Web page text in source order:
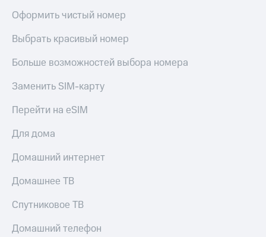
Оформить чистый номер
Выбрать красивый номер
Больше возможностей выбора номера
Заменить SIM-карту
Перейти на eSIM
Для дома
Домашний интернет
Домашнее ТВ
Спутниковое ТВ
Домашний телефон